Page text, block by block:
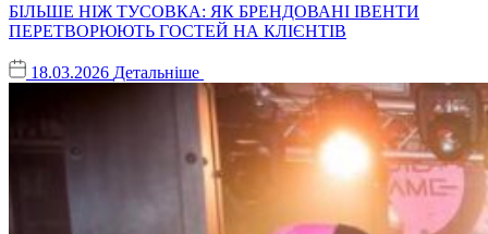
БІЛЬШЕ НІЖ ТУСОВКА: ЯК БРЕНДОВАНІ ІВЕНТИ
ПЕРЕТВОРЮЮТЬ ГОСТЕЙ НА КЛІЄНТІВ
18.03.2026 Детальніше